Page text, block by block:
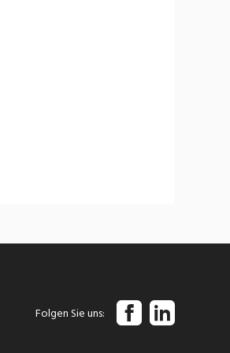
Folgen Sie uns